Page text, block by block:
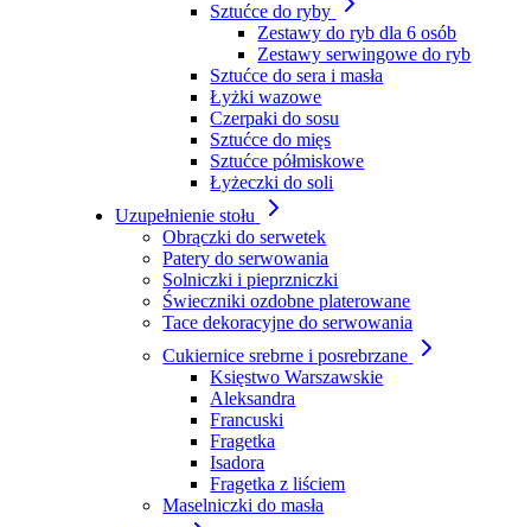
Sztućce do ryby
Zestawy do ryb dla 6 osób
Zestawy serwingowe do ryb
Sztućce do sera i masła
Łyżki wazowe
Czerpaki do sosu
Sztućce do mięs
Sztućce półmiskowe
Łyżeczki do soli
Uzupełnienie stołu
Obrączki do serwetek
Patery do serwowania
Solniczki i pieprzniczki
Świeczniki ozdobne platerowane
Tace dekoracyjne do serwowania
Cukiernice srebrne i posrebrzane
Księstwo Warszawskie
Aleksandra
Francuski
Fragetka
Isadora
Fragetka z liściem
Maselniczki do masła